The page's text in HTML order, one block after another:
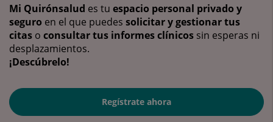
Mi Quirónsalud es tu espacio personal privado y
seguro en el que puedes solicitar y gestionar tus
citas o consultar tus informes clínicos sin esperas ni
desplazamientos.
¡Descúbrelo!
Regístrate ahora